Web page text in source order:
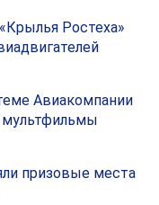
Ростеха»
Авиакомпании
мультфильмы
призовые места